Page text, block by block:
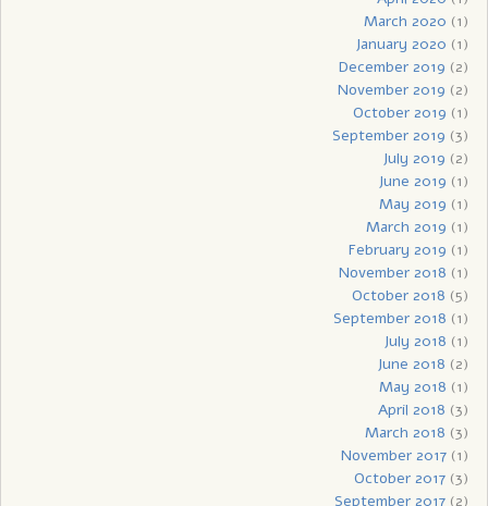
March 2020 (1)
January 2020 (1)
December 2019 (2)
November 2019 (2)
October 2019 (1)
September 2019 (3)
July 2019 (2)
June 2019 (1)
May 2019 (1)
March 2019 (1)
February 2019 (1)
November 2018 (1)
October 2018 (5)
September 2018 (1)
July 2018 (1)
June 2018 (2)
May 2018 (1)
April 2018 (3)
March 2018 (3)
November 2017(1)
October 2017(3)
September 2017(2)